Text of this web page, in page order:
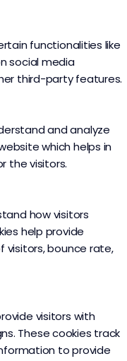
functionalities like
social media
third-party features.
and analyze
which helps in
the visitors.
how visitors
help provide
visitors, bounce rate,
visitors with
These cookies track
to provide